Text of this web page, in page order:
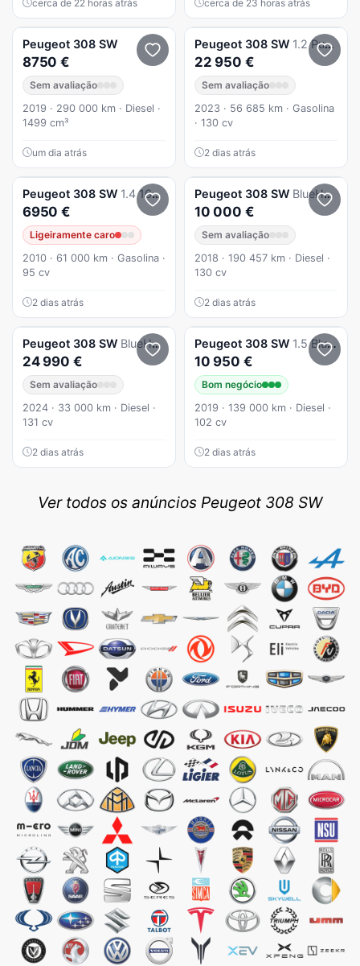
cerca de 22 horas atrás cerca de 23 horas atrás
Peugeot 308 SW
8750 €
Sem avaliação
2019 · 290 000 km · Diesel ·
1499 cm³
um dia atrás
Peugeot 308 SW 1.2 PureTech GT EAT8
22 950 €
Sem avaliação
2023 · 56 685 km · Gasolina
· 130 cv
2 dias atrás
Peugeot 308 SW 1.4 16V Premium
6950 €
Ligeiramente caro
2010 · 61 000 km · Gasolina ·
95 cv
2 dias atrás
Peugeot 308 SW BlueHDi 130 Stop & Start GT Pack
10 000 €
Sem avaliação
2018 · 190 457 km · Diesel ·
130 cv
2 dias atrás
Peugeot 308 SW BlueHDi 130 EAT8 GT EXCLUSIVE
24 990 €
Sem avaliação
2024 · 33 000 km · Diesel ·
131 cv
2 dias atrás
Peugeot 308 SW 1.5 BlueHDi Style J17
10 950 €
Bom negócio
2019 · 139 000 km · Diesel ·
102 cv
2 dias atrás
Ver todos os anúncios Peugeot 308 SW